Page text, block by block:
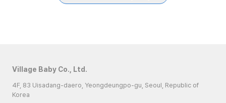
Village Baby Co., Ltd.
4F, 83 Uisadang-daero, Yeongdeungpo-gu, Seoul, Republic of
Korea